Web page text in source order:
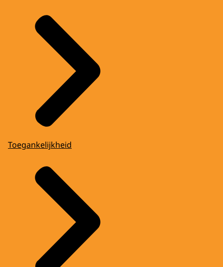
Toegankelijkheid